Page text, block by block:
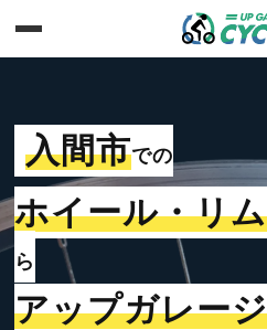
入間市での
ホイール・リ
ら
アップガレー